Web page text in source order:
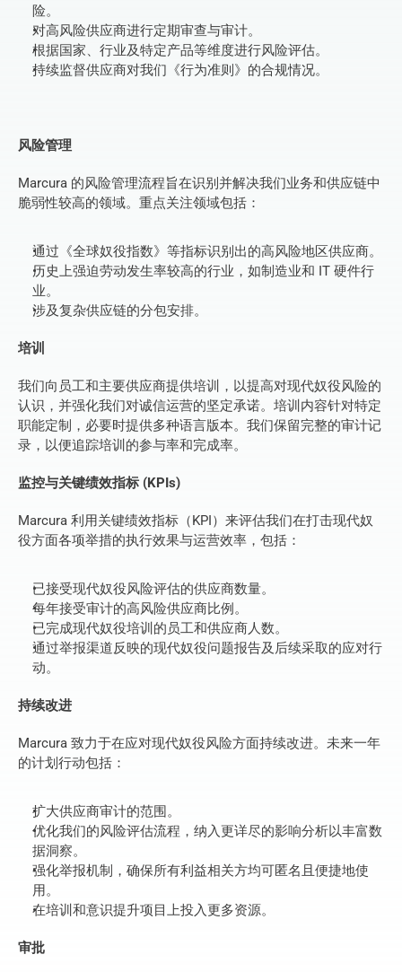
险。
对高风险供应商进行定期审查与审计。
根据国家、行业及特定产品等维度进行风险评估。
持续监督供应商对我们《行为准则》的合规情况。
风险管理
Marcura 的风险管理流程旨在识别并解决我们业务和供应链中
脆弱性较高的领域。重点关注领域包括：
通过《全球奴役指数》等指标识别出的高风险地区供应商。
历史上强迫劳动发生率较高的行业，如制造业和 IT 硬件行
业。
涉及复杂供应链的分包安排。
培训
我们向员工和主要供应商提供培训，以提高对现代奴役风险的
认识，并强化我们对诚信运营的坚定承诺。培训内容针对特定
职能定制，必要时提供多种语言版本。我们保留完整的审计记
录，以便追踪培训的参与率和完成率。
监控与关键绩效指标 (KPIs)
Marcura 利用关键绩效指标（KPI）来评估我们在打击现代奴
役方面各项举措的执行效果与运营效率，包括：
已接受现代奴役风险评估的供应商数量。
每年接受审计的高风险供应商比例。
已完成现代奴役培训的员工和供应商人数。
通过举报渠道反映的现代奴役问题报告及后续采取的应对行
动。
持续改进
Marcura 致力于在应对现代奴役风险方面持续改进。未来一年
的计划行动包括：
扩大供应商审计的范围。
优化我们的风险评估流程，纳入更详尽的影响分析以丰富数
据洞察。
强化举报机制，确保所有利益相关方均可匿名且便捷地使
用。
在培训和意识提升项目上投入更多资源。
审批